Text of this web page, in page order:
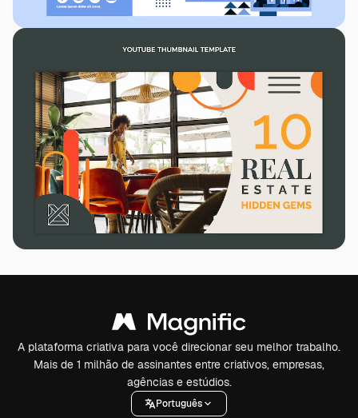
A plataforma criativa para você direcionar seu melhor trabalho.
Mais de 1 milhão de assinantes entre criativos, empresas,
agências e estúdios.
Português